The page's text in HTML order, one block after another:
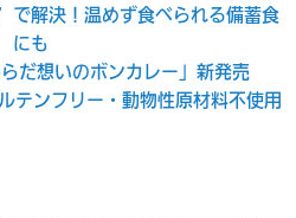
解決！温めず食べられる備蓄食
にも
だ想いのボンカレー」新発売
テンフリー・動物性原材料不使用